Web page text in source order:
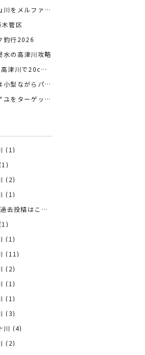
ルファTGⅡで攻略
管区
釣行2026
水の高津川攻略
超交え好スタート
ながらパラダイス
ットに揖保川の下流へ
(1)
(2)
(1)
投稿はこちら
(1)
(11)
(2)
(1)
(1)
(3)
川 (4)
(2)